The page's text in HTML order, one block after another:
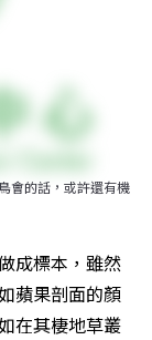
會的話，或許還有機
成標本，雖然
蘋果剖面的顏
在其棲地草叢